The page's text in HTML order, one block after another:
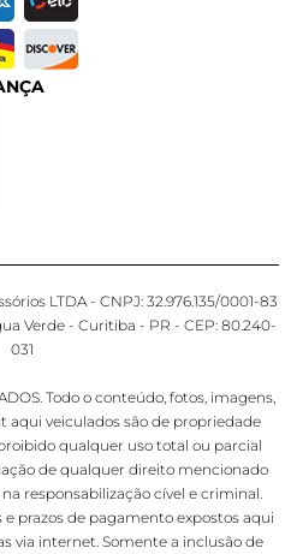
LTDA - CNPJ: 32.976.135/0001-83
Verde - Curitiba - PR - CEP: 80.240-
031
Todo o conteúdo, fotos, imagens,
aqui veiculados são de propriedade
qualquer uso total ou parcial
de qualquer direito mencionado
responsabilização cível e criminal.
prazos de pagamento expostos aqui
via internet. Somente a inclusão de